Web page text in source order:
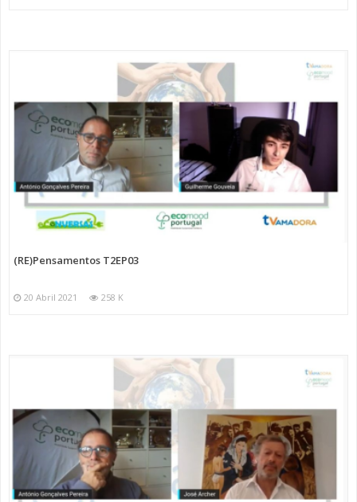
(RE)Pensamentos T2EP03
20 Abril 2021 258 K